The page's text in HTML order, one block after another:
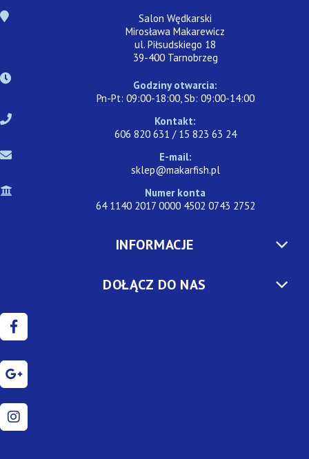
Salon Wędkarski
Mirosława Makarewicz
ul. Piłsudskiego 18
39-400 Tarnobrzeg
Godziny otwarcia:
Pn-Pt: 09:00-18:00, Sb: 09:00-14:00
Kontakt:
606 820 631 / 15 823 63 24
E-mail:
sklep@makarfish.pl
Numer konta
64 1140 2017 0000 4502 0743 2752
INFORMACJE
DOŁĄCZ DO NAS